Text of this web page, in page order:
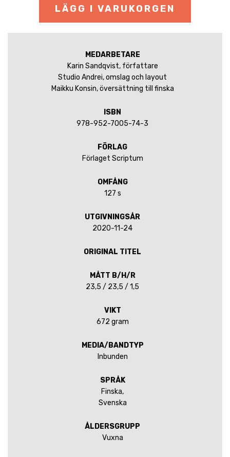
LÄGG I VARUKORGEN
MEDARBETARE
Karin Sandqvist, författare
Studio Andrei, omslag och layout
Maikku Konsin, översättning till finska
ISBN
978-952-7005-74-3
FÖRLAG
Förlaget Scriptum
OMFÅNG
127 s
UTGIVNINGSÅR
2020-11-24
ORIGINAL TITEL
MÅTT B/H/R
23,5 / 23,5 / 1,5
VIKT
672 gram
MEDIA/BANDTYP
Inbunden
SPRÅK
Finska,
Svenska
ÅLDERSGRUPP
Vuxna